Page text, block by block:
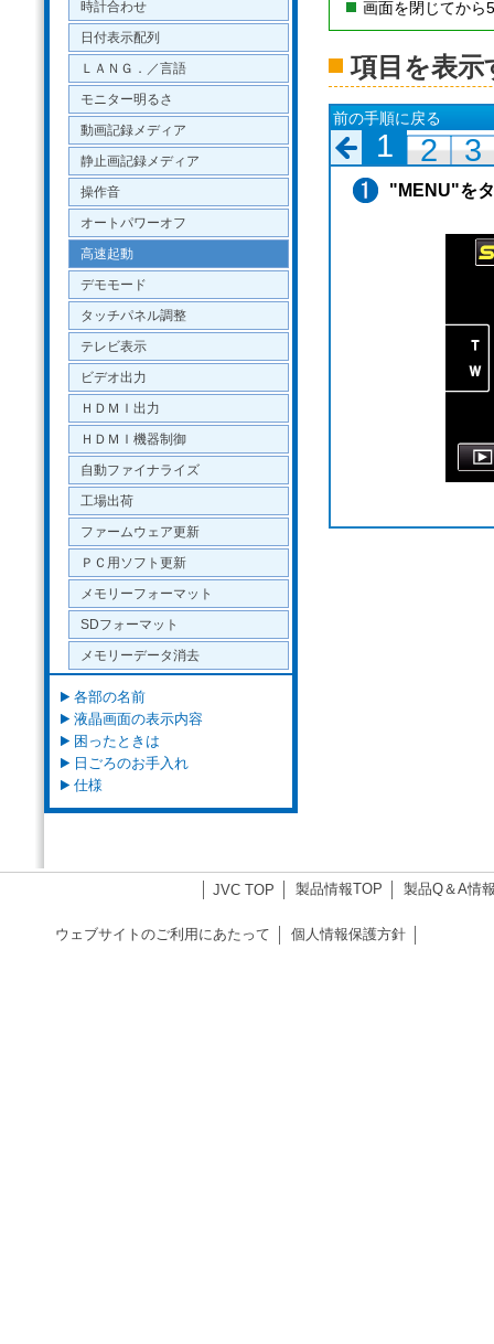
時計合わせ
日付表示配列
ＬＡＮＧ．／言語
モニター明るさ
動画記録メディア
静止画記録メディア
操作音
オートパワーオフ
高速起動
デモモード
タッチパネル調整
テレビ表示
ビデオ出力
ＨＤＭＩ出力
ＨＤＭＩ機器制御
自動ファイナライズ
工場出荷
ファームウェア更新
ＰＣ用ソフト更新
メモリーフォーマット
SDフォーマット
メモリーデータ消去
各部の名前
液晶画面の表示内容
困ったときは
日ごろのお手入れ
仕様
画面を閉じてから
項目を表示
前の手順に戻る
1 2 3
"MENU"を
JVC TOP 製品情報TOP 製品Q＆A情
ウェブサイトのご利用にあたって 個人情報保護方針